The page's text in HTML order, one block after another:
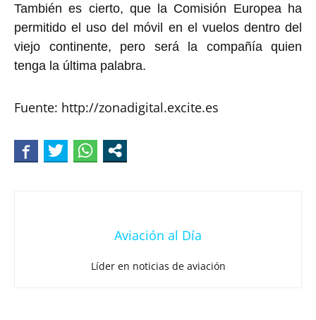
También es cierto, que la Comisión Europea ha
permitido el uso del móvil en el vuelos dentro del
viejo continente, pero será la compañía quien
tenga la última palabra.
Fuente: http://zonadigital.excite.es
Aviación al Día
Líder en noticias de aviación